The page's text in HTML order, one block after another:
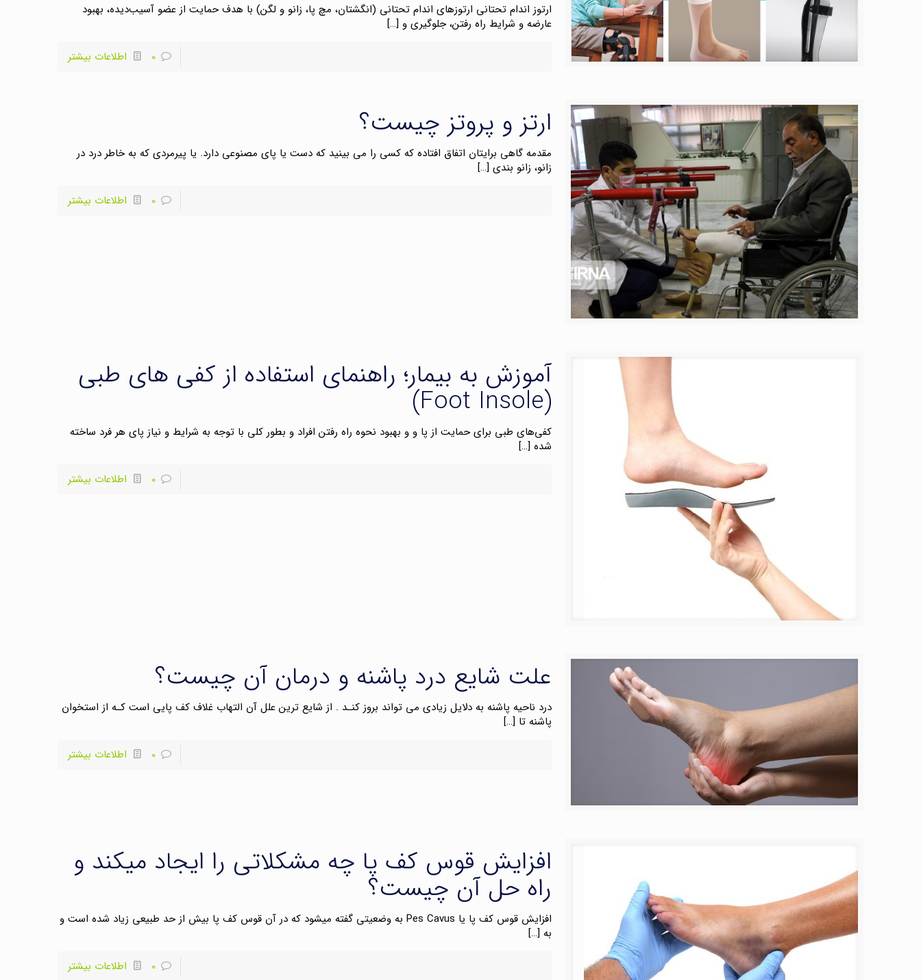
ارتوز اندام تحتانی ارتوزهای اندام تحتانی (انگشتان، مچ پا، زانو و لگن) با هدف حمایت از عضو آسیب‌دیده، بهبود
عارضه و شرایط راه رفتن، جلوگیری و […]
0
اطلاعات بیشتر
ارتز و پروتز چیست؟
مقدمه گاهی برایتان اتفاق افتاده که کسی را می بینید که دست یا پای مصنوعی دارد. یا پیرمردی که به خاطر درد در
زانو، زانو بندی […]
0
اطلاعات بیشتر
آموزش به بیمار؛ راهنمای استفاده از کفی های طبی
(Foot Insole)
کفی‌های طبی برای حمایت از پا و و بهبود نحوه راه رفتن افراد و بطور کلی با توجه به شرایط و نیاز پای هر فرد ساخته
شده […]
0
اطلاعات بیشتر
علت شایع درد پاشنه و درمان آن چیست؟
درد ناحیه پاشنه به دلایل زیادی می تواند بروز کنـد . از شایع ترین علل آن التهاب غلاف کف پایی است کـه از استخوان
پاشنه تا […]
0
اطلاعات بیشتر
افزایش قوس کف پا چه مشکلاتی را ایجاد میکند و
راه حل آن چیست؟
افزایش قوس کف پا یا Pes Cavus به وضعیتی گفته میشود که در آن قوس کف پا بیش از حد طبیعی زیاد شده است و
به […]
0
اطلاعات بیشتر